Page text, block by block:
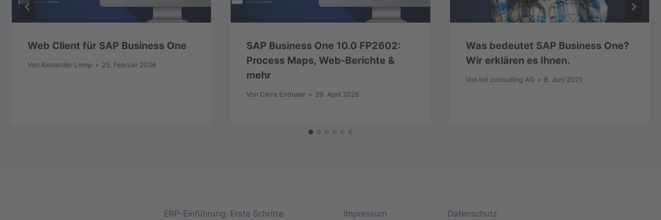
Web Client für SAP Business One
Von Alexander Lomp 25. Februar 2026
SAP Business One 10.0 FP2602:
Process Maps, Web-Berichte &
mehr
Von Carra Enthaler 29. April 2026
Was bedeutet SAP Business One?
Wir erklären es Ihnen.
Von init consulting AG 8. Juni 2021
ERP-Einführung: Erste Schritte Impressum Datenschutz